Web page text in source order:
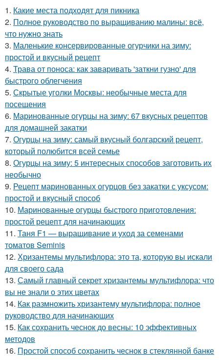
1. Какие места подходят для пикника
2. Полное руководство по выращиванию малины: всё,
что нужно знать
3. Маленькие консервированные огурчики на зиму:
простой и вкусный рецепт
4. Трава от поноса: как заваривать 'заткни гузно' для
быстрого облегчения
5. Скрытые уголки Москвы: необычные места для
посещения
6. Маринованные огурцы на зиму: 67 вкусных рецептов
для домашней закатки
7. Огурцы на зиму: самый вкусный болгарский рецепт,
который полюбится всей семье
8. Огурцы на зиму: 5 интересных способов заготовить их
необычно
9. Рецепт маринованных огурцов без закатки с уксусом:
простой и вкусный способ
10. Маринованные огурцы быстрого приготовления:
простой рецепт для начинающих
11. Таня F1 — выращивание и уход за семенами
томатов Seminis
12. Хризантемы мультифлора: это та, которую вы искали
для своего сада
13. Самый главный секрет хризантемы мультифлора: что
вы не знали о этих цветах
14. Как размножить хризантему мультифлора: полное
руководство для начинающих
15. Как сохранить чеснок до весны: 10 эффективных
методов
16. Простой способ сохранить чеснок в стеклянной банке